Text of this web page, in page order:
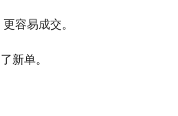
容易成交。
新单。